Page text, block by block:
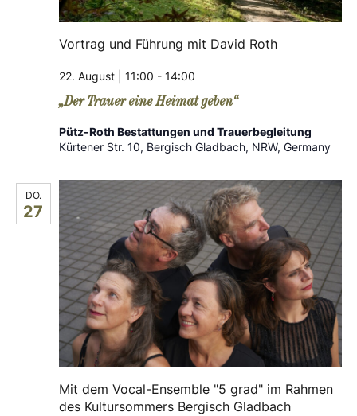
a
o
n
e
i
g
a
t
i
o
n
22. August | 11:00 - 14:00
„Der Trauer eine Heimat geben“
Vortrag und Führung mit David Roth
Pütz-Roth Bestattungen und Trauerbegleitung
Kürtener Str. 10, Bergisch Gladbach, NRW, Germany
DO.
27
Mit dem Vocal-Ensemble "5 grad" im Rahmen
des Kultursommers Bergisch Gladbach